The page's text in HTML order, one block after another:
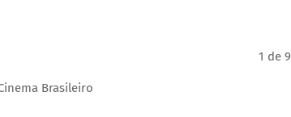
1 de 9
Brasileiro